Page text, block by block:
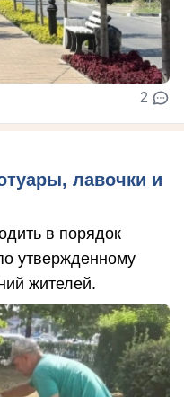
2
лавочки и
в порядок
утвержденному
жителей.